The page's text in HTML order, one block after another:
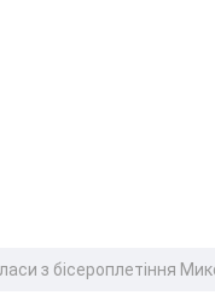
з бісероплетіння